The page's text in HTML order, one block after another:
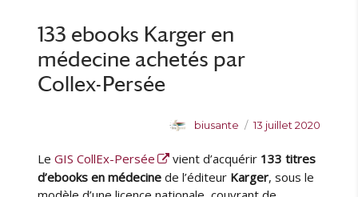
133 ebooks Karger en
médecine achetés par
Collex-Persée
A
t
e
u
biusante
P
b
l
i
13 juillet 2020
LeGIS CollEx-Persée vient d’acquérir 133 titres
d’ebooks en médecinede l’éditeur Karger, sous le